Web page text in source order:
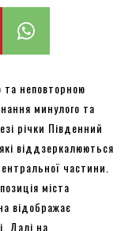
та неповторною
минулого та
річки Південний
віддзеркалюються
частини.
міста
відображає
Далі на